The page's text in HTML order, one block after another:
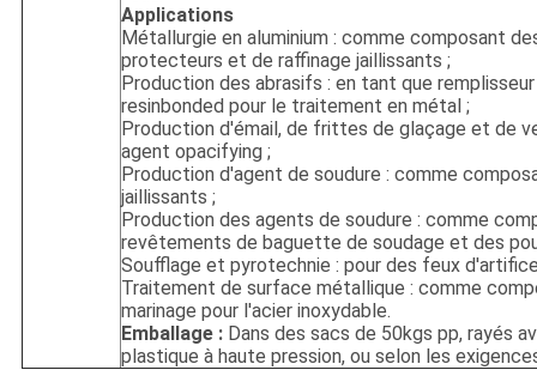
Applications
Métallurgie en aluminium : comme composant
protecteurs et de raffinage jaillissants ;
Production des abrasifs : en tant que
resinbonded pour le traitement en métal ;
Production d'émail, de frittes de glaçage et de
agent opacifying ;
Production d'agent de soudure : comme
jaillissants ;
Production des agents de soudure : comme
revêtements de baguette de soudage et des
Soufflage et pyrotechnie : pour des feux
Traitement de surface métallique : comme
marinage pour l'acier inoxydable.
Emballage :Dans des sacs de 50kgs pp, rayés
plastique à haute pression, ou selon les